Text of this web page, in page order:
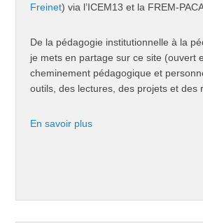
Freinet) via l’ICEM13 et la FREM-
De la pédagogie institutionnelle à la
je mets en partage sur ce site (ouvert
cheminement pédagogique et
outils, des lectures, des projets et des
En savoir plus